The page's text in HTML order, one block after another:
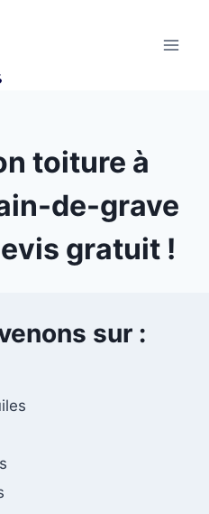
toiture à
de-grave
gratuit !
sur :